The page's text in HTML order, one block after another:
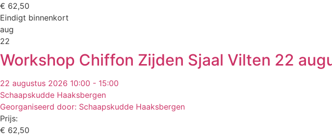
€ 62,50
Eindigt binnenkort
aug
22
Workshop Chiffon Zijden Sjaal Vilten 22
22 augustus 2026 10:00 - 15:00
Schaapskudde Haaksbergen
Georganiseerd door: Schaapskudde Haaksbergen
Prijs:
€ 62,50